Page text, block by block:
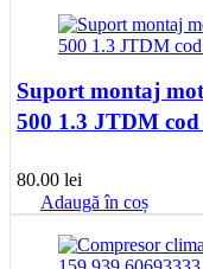
Suport montaj
500 1.3 JTDM
80.00 lei
Adaugă în coș